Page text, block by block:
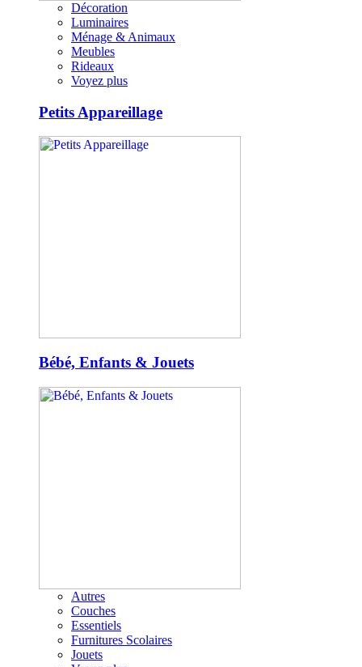
Décoration
Luminaires
Ménage & Animaux
Meubles
Rideaux
Voyez plus
Petits Appareillage
Bébé, Enfants & Jouets
Autres
Couches
Essentiels
Furnitures Scolaires
Jouets